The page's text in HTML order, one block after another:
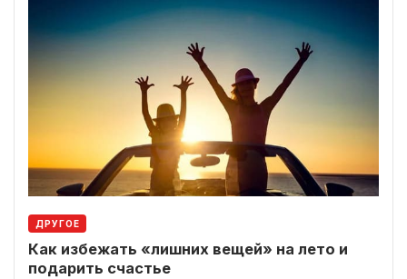
ДРУГОЕ
Как избежать «лишних вещей» на лето и
подарить счастье